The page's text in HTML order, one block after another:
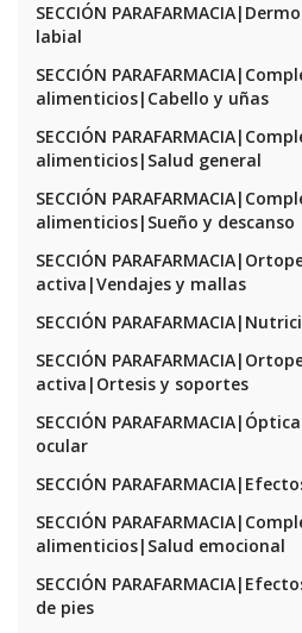
SECCIÓN
labial
SECCIÓN
alimenticios|Cabello y uñas
SECCIÓN
alimenticios|Salud general
SECCIÓN
alimenticios|Sueño y descanso
SECCIÓN
activa|Vendajes y mallas
SECCIÓN
SECCIÓN
activa|Ortesis y soportes
SECCIÓN
ocular
SECCIÓN
SECCIÓN
alimenticios|Salud emocional
SECCIÓN
de pies